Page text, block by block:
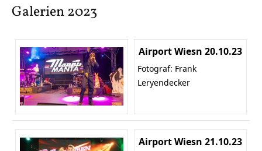
Galerien 2023
Airport Wiesn 20.10.23
Fotograf: Frank
Leryendecker
Airport Wiesn 21.10.23